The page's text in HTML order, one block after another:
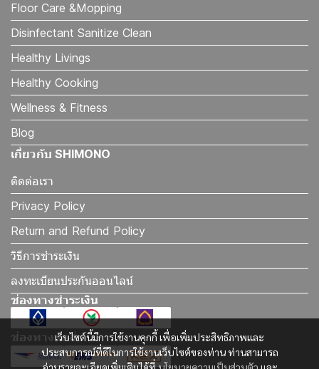
เว็บไซต์นี้มีการใช้งานคุกกี้ เพื่อเพิ่มประสิทธิภาพและ
ประสบการณ์ที่ดีในการใช้งานเว็บไซต์ของท่าน ท่านสามารถ
Floor Care &Mopping
Disinfectant Sanitize Clean
Healthy Livings
Healthy Cooking
Wellness & Fitness
Blog
เกี่ยวกับ SHIMONO
ติดต่อเรา
Privacy Policy
Return and Refund Policy
วิธีการชำระเงิน
ลงทะเบียนประกันออนไลน์
ช่องทางชำระเงิน
ช่องทางจัดส่ง